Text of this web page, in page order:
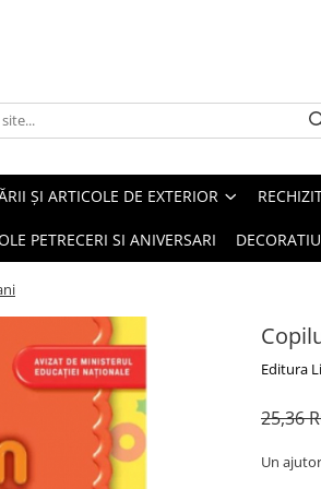
ȘI ARTICOLE DE EXTERIOR
PETRECERI SI ANIVERSARI
Editura
25,36
Un